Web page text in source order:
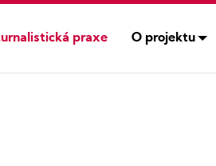
praxe O projektu